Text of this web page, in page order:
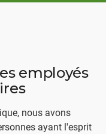
employés
nous avons
ayant l'esprit